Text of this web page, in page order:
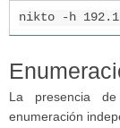
nikto -h
La presencia
enumeración